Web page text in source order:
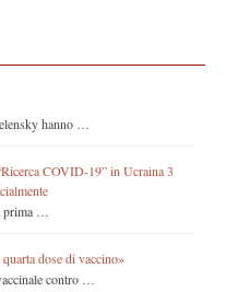
hanno …
COVID-19” in Ucraina 3
…
dose di vaccino»
contro …